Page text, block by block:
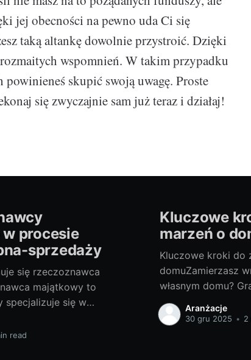
jej obecności na pewno uda Ci się
taką altankę dowolnie przystroić. Dzięki
wspomnień. W takim przypadku
skupić swoją uwagę. Proste
się zwyczajnie sam już teraz i działaj!
procesie
sprzedaży
się rzeczoznawca
majątkowy to
specjalizuje się w
nieruchomości, takich jak
czy też praw do nich.
read
Kluczowe
marzeń o
Kluczowe kroki do
domuZamierzasz
własnym domu?
prawdziwa
Ciebie przewodnik,
Aranżacje
30 gru 2025 • 2